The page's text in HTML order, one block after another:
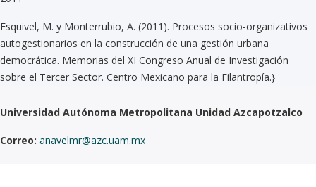
Esquivel, M. y Monterrubio, A. (2011). Procesos socio-organizativos
autogestionarios en la construcción de una gestión urbana
democrática. Memorias del XI Congreso Anual de Investigación
sobre el Tercer Sector. Centro Mexicano para la Filantropía.}
Universidad Autónoma Metropolitana Unidad Azcapotzalco
Correo: anavelmr@azc.uam.mx